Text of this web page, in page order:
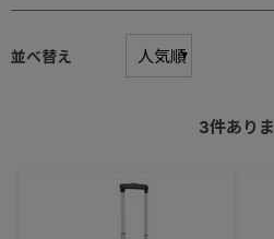
並べ替え
3件あり